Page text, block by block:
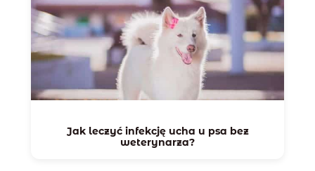
Jak leczyć infekcję ucha u psa bez
weterynarza?